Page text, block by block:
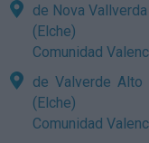
de Nova
(Elche)
Comunidad
de Valverde Alto
(Elche)
Comunidad